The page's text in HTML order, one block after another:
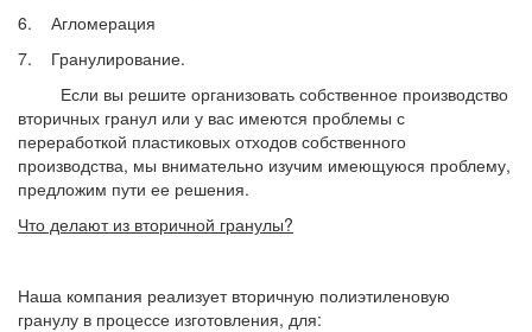
6. Агломерация
7. Гранулирование.
Если вы решите организовать собственное производство
вторичных гранул или у вас имеются проблемы с
переработкой пластиковых отходов собственного
производства, мы внимательно изучим имеющуюся проблему,
предложим пути ее решения.
Что делают из вторичной гранулы?
Наша компания реализует вторичную полиэтиленовую
гранулу в процессе изготовления, для: